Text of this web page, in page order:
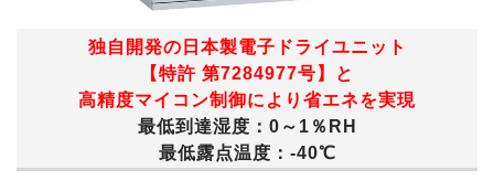
独自開発の日本製電子ドライユニット
【特許 第7284977号】と
高精度マイコン制御により省エネを実現
最低到達湿度：0～1％RH
最低露点温度：-40℃